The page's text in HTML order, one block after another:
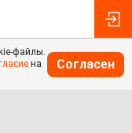
файлы.
на
Согласен